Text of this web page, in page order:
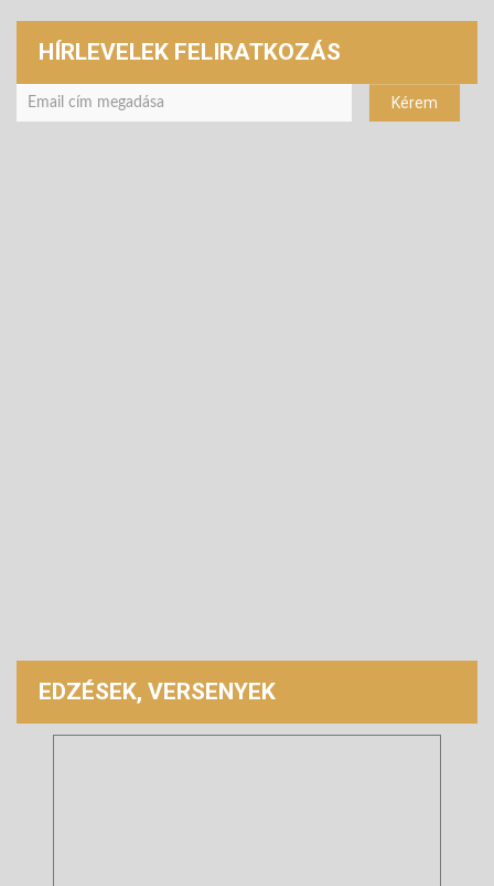
HÍRLEVELEK FELIRATKOZÁS
EDZÉSEK, VERSENYEK